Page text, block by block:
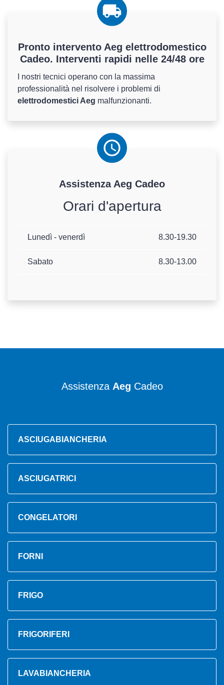
Pronto intervento Aeg elettrodomestico
Cadeo. Interventi rapidi nelle 24/48 ore
I nostri tecnici operano con la massima
professionalità nel risolvere i problemi di
elettrodomestici Aeg malfunzionanti.
Assistenza Aeg Cadeo
Orari d'apertura
Lunedì - venerdì 8.30-19.30
Sabato 8.30-13.00
Assistenza Aeg Cadeo
ASCIUGABIANCHERIA
ASCIUGATRICI
CONGELATORI
FORNI
FRIGO
FRIGORIFERI
LAVABIANCHERIA